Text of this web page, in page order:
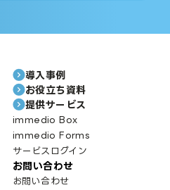
導入事例
お役立ち資料
提供サービス
immedio Box
immedio Forms
サービスログイン
お問い合わせ
お問い合わせ